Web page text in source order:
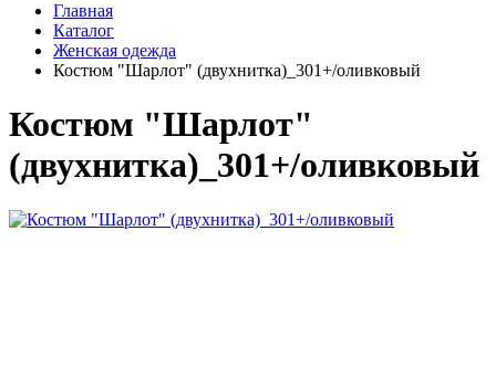
Главная
Каталог
Женская одежда
Костюм "Шарлот" (двухнитка)_301+/оливковый
Костюм "Шарлот"
(двухнитка)_301+/оливковый